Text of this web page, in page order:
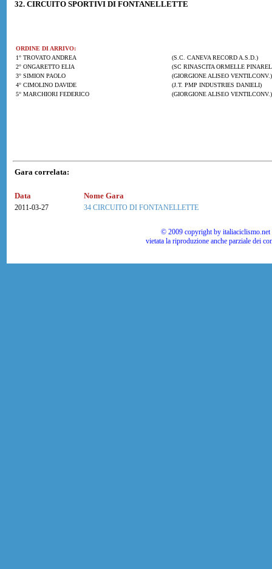
32. CIRCUITO SPORTIVI DI FONTANELLETTE
ORDINE DI ARRIVO:
1° TROVATO ANDREA
(S.C. CANEVA RECORD A.S.D.)
2° ONGARETTO ELIA
(SC RINASCITA ORMELLE
3° SIMION PAOLO
(GIORGIONE ALISEO VENTILCONV.)
4° CIMOLINO DAVIDE
(J.T. PMP INDUSTRIES DANIELI)
5° MARCHIORI FEDERICO
(GIORGIONE ALISEO VENTILCONV.)
Gara correlata:
Data Nome Gara
2011-03-27 34 CIRCUITO DI FONTANELLETTE
© 2009 copyright by
vietata la riproduzione anche parziale dei